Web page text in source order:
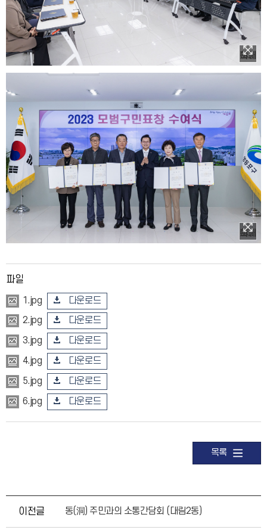
이미지 확대보기
이미지 확대보기
파일
1.jpg
다운로드
2.jpg
다운로드
3.jpg
다운로드
4.jpg
다운로드
5.jpg
다운로드
6.jpg
다운로드
목록
이전글 동(洞) 주민과의 소통간담회 (대림2동)